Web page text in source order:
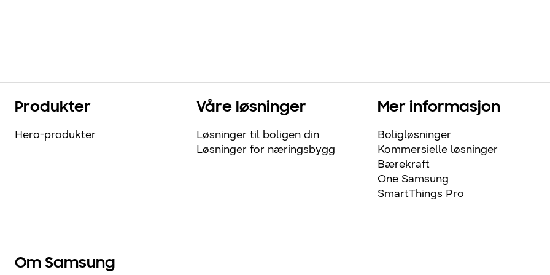
Produkter
Hero-produkter
Våre løsninger
Løsninger til boligen din
Løsninger for næringsbygg
Mer informasjon
Boligløsninger
Kommersielle løsninger
Bærekraft
One Samsung
SmartThings Pro
Om Samsung